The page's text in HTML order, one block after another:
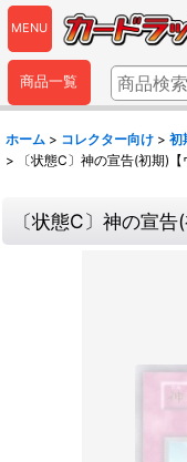
MENU
商品一覧
ホーム > コレクター向け > 初
>
〔状態C〕神の宣告(初期)
〔状態C〕神の宣